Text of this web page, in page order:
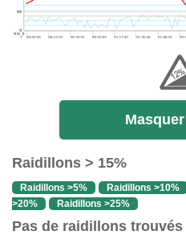
Raidillons > 15%
Raidillons >5% Raidillons >10%
>20%
Raidillons >25%
Pas de raidillons